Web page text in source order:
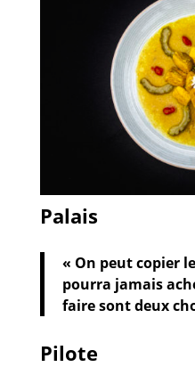
Palais
« On peut copier
pourra jamais
faire sont deux
Pilote